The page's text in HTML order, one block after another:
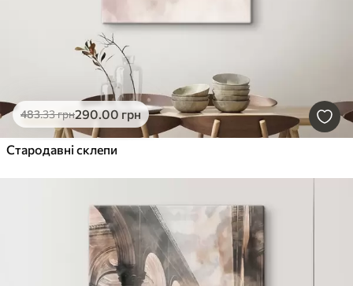
483.33грн290.00 грн
Стародавні склепи